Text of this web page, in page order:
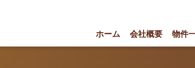
家・借地権に強い不動産会社｜売
ホーム 会社概要 物件